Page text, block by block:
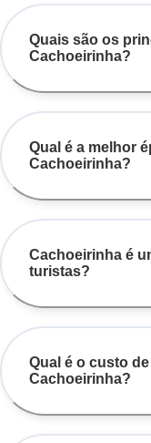
Quais são os
Cachoeirinha?
Qual é a melhor
Cachoeirinha?
Cachoeirinha é
turistas?
Qual é o custo
Cachoeirinha?